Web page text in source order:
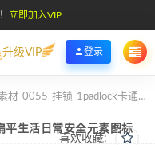
立即加入VIP
升级VIP 登录
0055-挂锁-1padlock卡通扁平生活日常安全元素图标
喜欢收藏:
生活日常安全元素图标